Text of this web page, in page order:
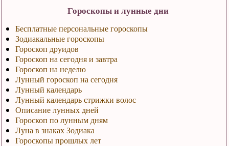
Гороскопы и лунные дни
Бесплатные персональные гороскопы
Зодиакальные гороскопы
Гороскоп друидов
Гороскоп на сегодня и завтра
Гороскоп на неделю
Лунный гороскоп на сегодня
Лунный календарь
Лунный календарь стрижки волос
Описание лунных дней
Гороскоп по лунным дням
Луна в знаках Зодиака
Гороскопы прошлых лет